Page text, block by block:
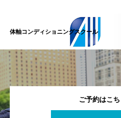
体軸コンディショニングスクール
ご予約はこ